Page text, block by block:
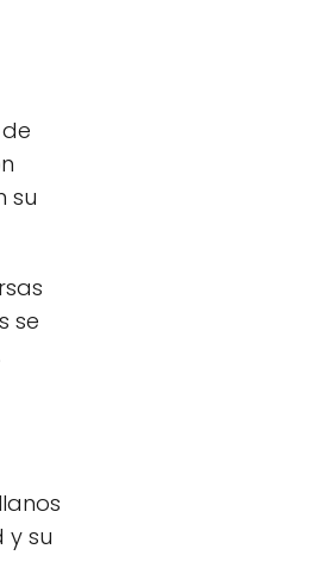
su
se
y su